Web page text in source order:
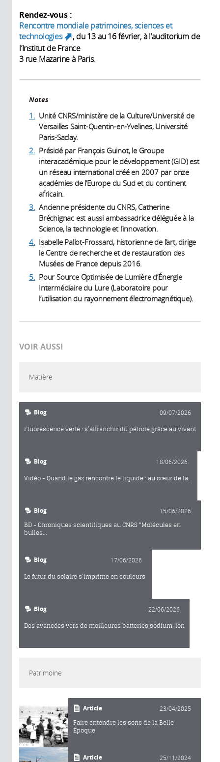
Rendez-vous :
Rencontre mondiale patrimoines, sciences et
technologies
(link is external)
, du 13 au 16 février, à l'auditorium de
l’Institut de France
3 rue Mazarine à Paris.
Notes
1. Unité CNRS/ministère de la Culture/Université de
Versailles Saint-Quentin-en-Yvelines, Université
Paris-Saclay.
2. Présidé par François Guinot, le Groupe
interacadémique pour le développement (GID) est
un réseau international créé en 2007 par onze
académies de l’Europe du Sud et du continent
africain.
3. Ancienne présidente du CNRS, Catherine
Bréchignac est aussi ambassadrice déléguée à la
Science, la technologie et l’innovation.
4. Isabelle Pallot-Frossard, historienne de l’art, dirige
le Centre de recherche et de restauration des
Musées de France depuis 2016.
5. Pour Source Optimisée de Lumière d’Énergie
Intermédiaire du Lure (Laboratoire pour
l’utilisation du rayonnement électromagnétique).
VOIR AUSSI
Matière
Blog 09/07/2026
Fluorescence verte : s’affranchir du pétrole grâce au vivant
Blog 18/06/2026
Vidéo - Quand le gaz rencontre le liquide : au cœur de la...
Blog 15/06/2026
BD - Chroniques scientifiques au CNRS "Molécules en
bulles...
Blog 17/06/2026
Le futur du solaire s’imprime en couleurs
Blog 22/06/2026
Des avancées vers de meilleures batteries sodium-ion
Patrimoine
Article 23/04/2025
Faire entendre les sons de la Belle
Époque
Article 25/11/2024